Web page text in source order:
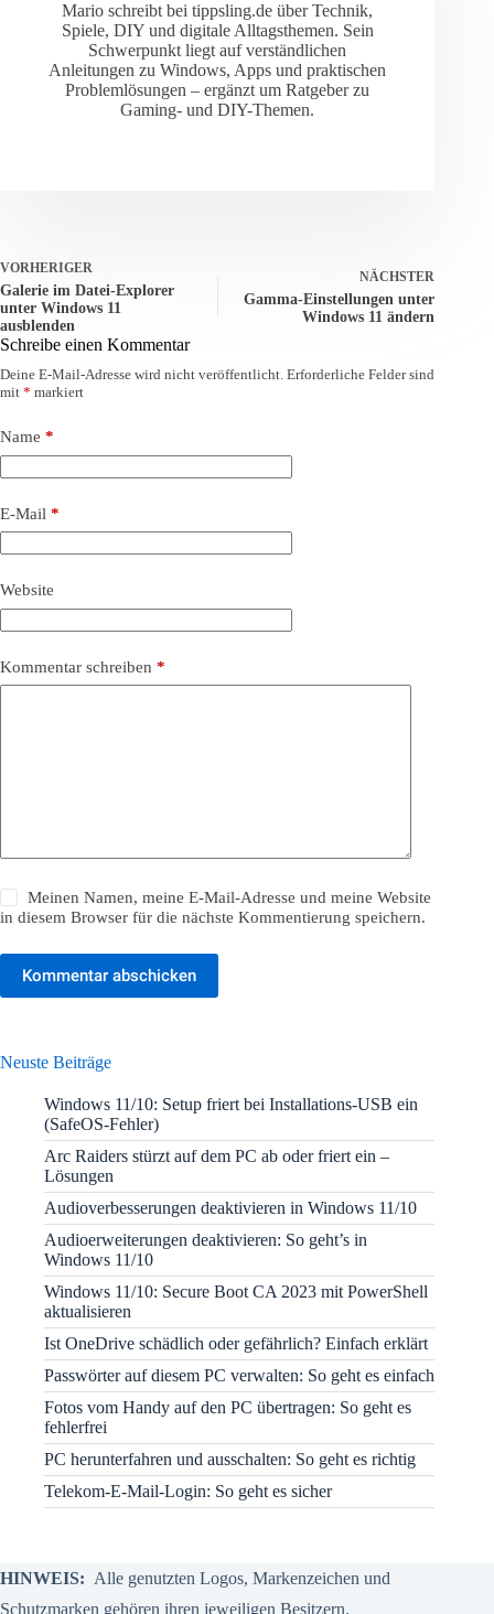
Mario schreibt bei tippsling.de über Technik,
Spiele, DIY und digitale Alltagsthemen. Sein
Schwerpunkt liegt auf verständlichen
Anleitungen zu Windows, Apps und praktischen
Problemlösungen – ergänzt um Ratgeber zu
Gaming- und DIY-Themen.
VORHERIGER
Galerie im Datei-Explorer
unter Windows 11
ausblenden
NÄCHSTER
Gamma-Einstellungen unter
Windows 11 ändern
Schreibe einen Kommentar
Deine E-Mail-Adresse wird nicht veröffentlicht. Erforderliche Felder sind
mit * markiert
Name *
E-Mail *
Website
Kommentar schreiben *
Meinen Namen, meine E-Mail-Adresse und meine Website
in diesem Browser für die nächste Kommentierung speichern.
Kommentar abschicken
Neuste Beiträge
Windows 11/10: Setup friert bei Installations-USB ein
(SafeOS-Fehler)
Arc Raiders stürzt auf dem PC ab oder friert ein –
Lösungen
Audioverbesserungen deaktivieren in Windows 11/10
Audioerweiterungen deaktivieren: So geht’s in
Windows 11/10
Windows 11/10: Secure Boot CA 2023 mit PowerShell
aktualisieren
Ist OneDrive schädlich oder gefährlich? Einfach erklärt
Passwörter auf diesem PC verwalten: So geht es einfach
Fotos vom Handy auf den PC übertragen: So geht es
fehlerfrei
PC herunterfahren und ausschalten: So geht es richtig
Telekom-E-Mail-Login: So geht es sicher
HINWEIS: Alle genutzten Logos, Markenzeichen und
Schutzmarken gehören ihren jeweiligen Besitzern.